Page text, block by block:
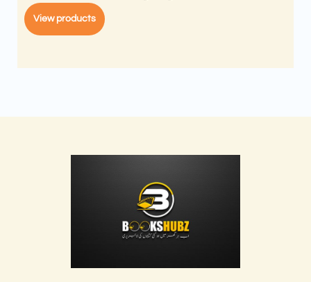
View products